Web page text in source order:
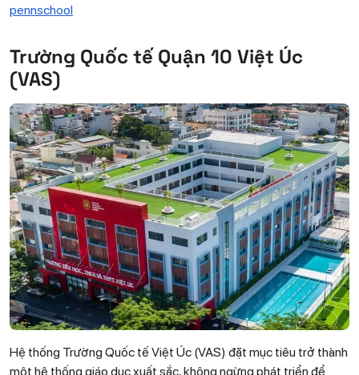
pennschool
Trường Quốc tế Quận 10 Việt Úc
(VAS)
Hệ thống Trường Quốc tế Việt Úc (VAS) đặt mục tiêu trở thành
một hệ thống giáo dục xuất sắc, không ngừng phát triển để